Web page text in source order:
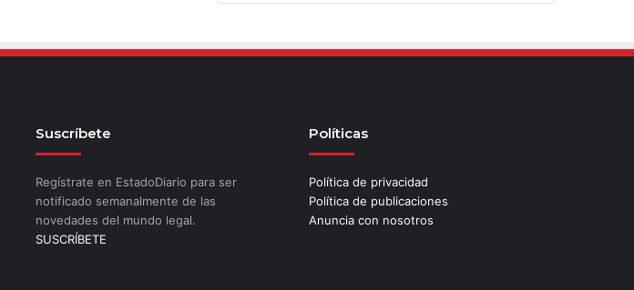
Suscríbete
Regístrate en EstadoDiario para ser
notificado semanalmente de las
novedades del mundo legal.
SUSCRÍBETE
Políticas
Política de privacidad
Política de publicaciones
Anuncia con nosotros